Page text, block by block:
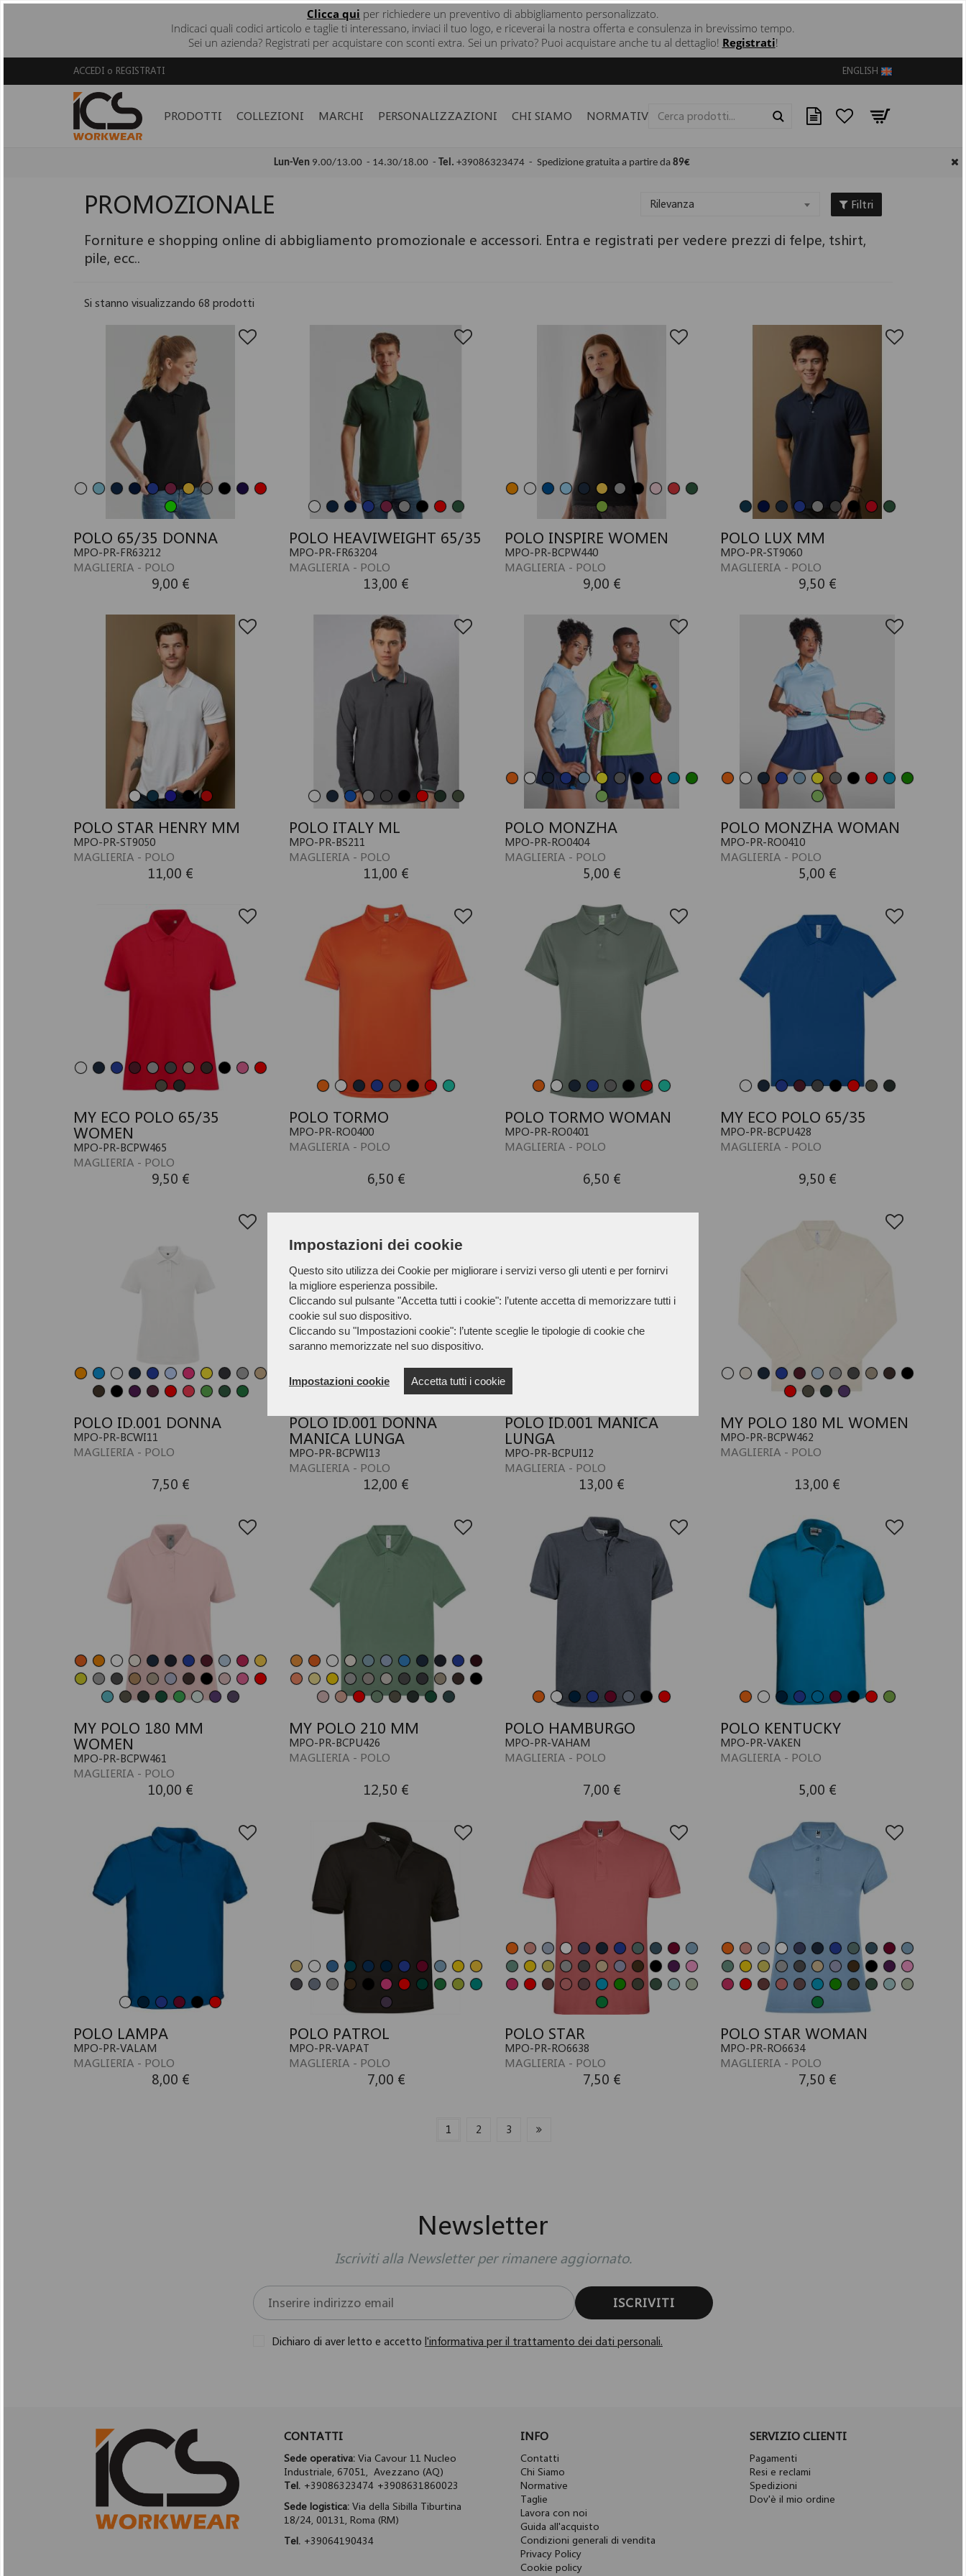
Impostazioni dei cookie
Questo sito utilizza dei Cookie per migliorare i servizi verso gli utenti e per fornirvi
la migliore esperienza possibile.
Cliccando sul pulsante "Accetta tutti i cookie": l’utente accetta di memorizzare tutti i
cookie sul suo dispositivo.
Cliccando su "Impostazioni cookie": l’utente sceglie le tipologie di cookie che
saranno memorizzate nel suo dispositivo.
Impostazioni cookie Accetta tutti i cookie
Clicca qui per richiedere un preventivo di abbigliamento personalizzato.
Indicaci quali codici articolo e taglie ti interessano, inviaci il tuo logo, e riceverai la nostra offerta e consulenza in brevissimo tempo.
Sei un azienda? Registrati per acquistare con sconti extra. Sei un privato? Puoi acquistare anche tu al dettaglio! Registrati!
ACCEDI o REGISTRATI ENGLISH
PRODOTTI COLLEZIONI MARCHI PERSONALIZZAZIONI CHI SIAMO NORMATIVE CONTATTI
Lun-Ven 9.00/13.00 - 14.30/18.00 - Tel. +39086323474 - Spedizione gratuita a partire da 89€
PROMOZIONALE Rilevanza Filtri
Forniture e shopping online di abbigliamento promozionale e accessori. Entra e registrati per vedere prezzi di felpe, tshirt,
pile, ecc..
Si stanno visualizzando 68 prodotti
POLO 65/35 DONNA
MPO-PR-FR63212
MAGLIERIA - POLO
9,00 €
POLO HEAVIWEIGHT 65/35
MPO-PR-FR63204
MAGLIERIA - POLO
13,00 €
POLO INSPIRE WOMEN
MPO-PR-BCPW440
MAGLIERIA - POLO
9,00 €
POLO LUX MM
MPO-PR-ST9060
MAGLIERIA - POLO
9,50 €
POLO STAR HENRY MM
MPO-PR-ST9050
MAGLIERIA - POLO
11,00 €
POLO ITALY ML
MPO-PR-BS211
MAGLIERIA - POLO
11,00 €
POLO MONZHA
MPO-PR-RO0404
MAGLIERIA - POLO
5,00 €
POLO MONZHA WOMAN
MPO-PR-RO0410
MAGLIERIA - POLO
5,00 €
MY ECO POLO 65/35
WOMEN
MPO-PR-BCPW465
MAGLIERIA - POLO
9,50 €
POLO TORMO
MPO-PR-RO0400
MAGLIERIA - POLO
6,50 €
POLO TORMO WOMAN
MPO-PR-RO0401
MAGLIERIA - POLO
6,50 €
MY ECO POLO 65/35
MPO-PR-BCPU428
MAGLIERIA - POLO
9,50 €
POLO ID.001 DONNA
MPO-PR-BCWI11
MAGLIERIA - POLO
7,50 €
POLO ID.001 DONNA
MANICA LUNGA
MPO-PR-BCPWI13
MAGLIERIA - POLO
12,00 €
POLO ID.001 MANICA
LUNGA
MPO-PR-BCPUI12
MAGLIERIA - POLO
13,00 €
MY POLO 180 ML WOMEN
MPO-PR-BCPW462
MAGLIERIA - POLO
13,00 €
MY POLO 180 MM
WOMEN
MPO-PR-BCPW461
MAGLIERIA - POLO
10,00 €
MY POLO 210 MM
MPO-PR-BCPU426
MAGLIERIA - POLO
12,50 €
POLO HAMBURGO
MPO-PR-VAHAM
MAGLIERIA - POLO
7,00 €
POLO KENTUCKY
MPO-PR-VAKEN
MAGLIERIA - POLO
5,00 €
POLO LAMPA
MPO-PR-VALAM
MAGLIERIA - POLO
8,00 €
POLO PATROL
MPO-PR-VAPAT
MAGLIERIA - POLO
7,00 €
POLO STAR
MPO-PR-RO6638
MAGLIERIA - POLO
7,50 €
POLO STAR WOMAN
MPO-PR-RO6634
MAGLIERIA - POLO
7,50 €
1 2 3
Newsletter
Iscriviti alla Newsletter per rimanere aggiornato.
ISCRIVITI
Dichiaro di aver letto e accetto l'informativa per il trattamento dei dati personali.
CONTATTI
Sede operativa:Via Cavour 11 Nucleo
Industriale, 67051, Avezzano (AQ)
Tel.+39086323474 +3908631860023
Sede logistica:Via della Sibilla Tiburtina
18/24, 00131, Roma (RM)
Tel.+39064190434
INFO
Contatti
Chi Siamo
Normative
Taglie
Lavora con noi
Guida all'acquisto
Condizioni generali di vendita
Privacy Policy
Cookie policy
SERVIZIO CLIENTI
Pagamenti
Resi e reclami
Spedizioni
Dov'è il mio ordine